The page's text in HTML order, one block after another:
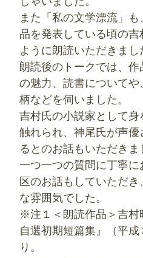
また「私の文学漂流」
品を発表している頃の
ように朗読いただきまし
朗読後のトークでは、
の魅力、読書について
柄などを伺いました。
吉村氏の小説家として
触れられ、神尾氏が声
るとのお話もいただきま
一つ一つの質問に丁寧に
区のお話もしていただ
な雰囲気でした。
※注１＜朗読作品＞吉村
自選初期短篇集』（‎平
り。